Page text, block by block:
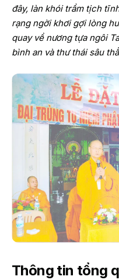
đây, làn khói trầm tịch
rạng ngời khơi gợi lòng
quay về nương tựa ngôi
bình an và thư thái sâu
Thông tin tổng